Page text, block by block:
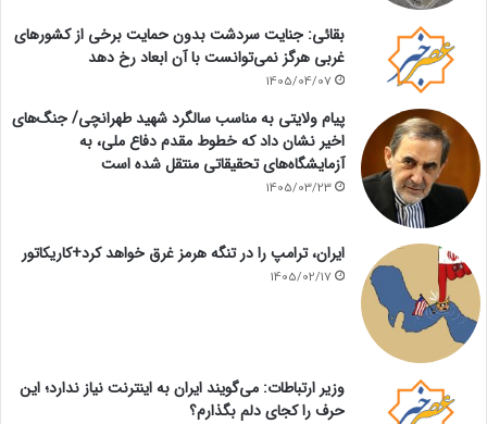
بقائی: جنایت سردشت بدون حمایت برخی از کشورهای
غربی هرگز نمی‌توانست با آن ابعاد رخ دهد
1405/04/07
پیام ولایتی به مناسب سالگرد شهید طهرانچی/ جنگ‌های
اخیر نشان داد که خطوط مقدم دفاع ملی، به
آزمایشگاه‌های تحقیقاتی منتقل شده است
1405/03/23
ایران، ترامپ را در تنگه هرمز غرق خواهد کرد+کاریکاتور
1405/02/17
وزیر ارتباطات: می‌گویند ایران به اینترنت نیاز ندارد؛ این
حرف را کجای دلم بگذارم؟